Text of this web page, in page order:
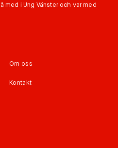
med i Ung Vänster och var med
Om oss
Kontakt